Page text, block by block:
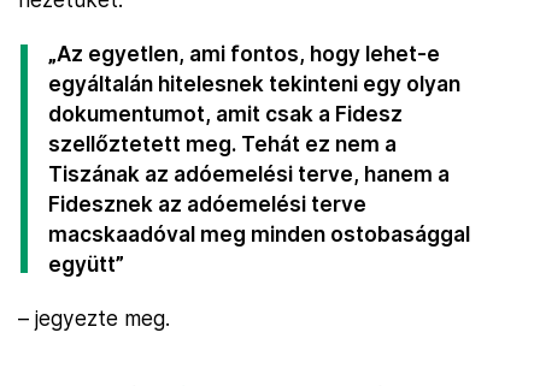
„Az egyetlen, ami fontos, hogy lehet-e
egyáltalán hitelesnek tekinteni egy olyan
dokumentumot, amit csak a Fidesz
szellőztetett meg. Tehát ez nem a
Tiszának az adóemelési terve, hanem a
Fidesznek az adóemelési terve
macskaadóval meg minden ostobasággal
együtt”
– jegyezte meg.